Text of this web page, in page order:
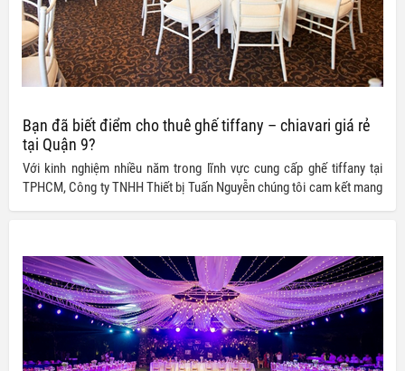
Bạn đã biết điểm cho thuê ghế tiffany – chiavari giá rẻ
tại Quận 9?
Với kinh nghiệm nhiều năm trong lĩnh vực cung cấp ghế tiffany tại
TPHCM, Công ty TNHH Thiết bị Tuấn Nguyễn chúng tôi cam kết mang